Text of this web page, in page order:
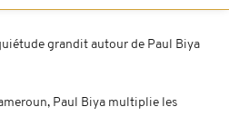
grandit autour de Paul Biya
Paul Biya multiplie les